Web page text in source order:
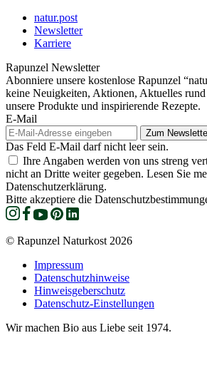
natur.post
Newsletter
Karriere
Rapunzel Newsletter
Abonniere unsere kostenlose Rapunzel
keine Neuigkeiten, Aktionen, Aktuelles
unsere Produkte und inspirierende Rezepte.
E-Mail
Das Feld E-Mail darf nicht leer sein.
Ihre Angaben werden von uns streng
nicht an Dritte weiter gegeben. Lesen Sie
Datenschutzerklärung.
Bitte akzeptiere die
© Rapunzel Naturkost 2026
Impressum
Datenschutzhinweise
Hinweisgeberschutz
Datenschutz-Einstellungen
Wir machen Bio aus Liebe seit 1974.